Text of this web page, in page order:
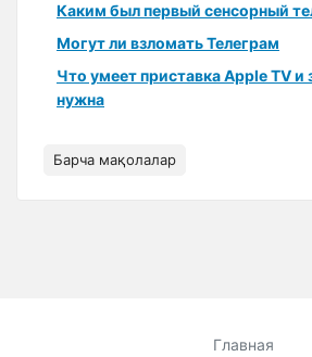
Каким был первый сенсорный
Могут ли взломать Телеграм
Что умеет приставка Apple TV и
нужна
Барча мақолалар
Главная